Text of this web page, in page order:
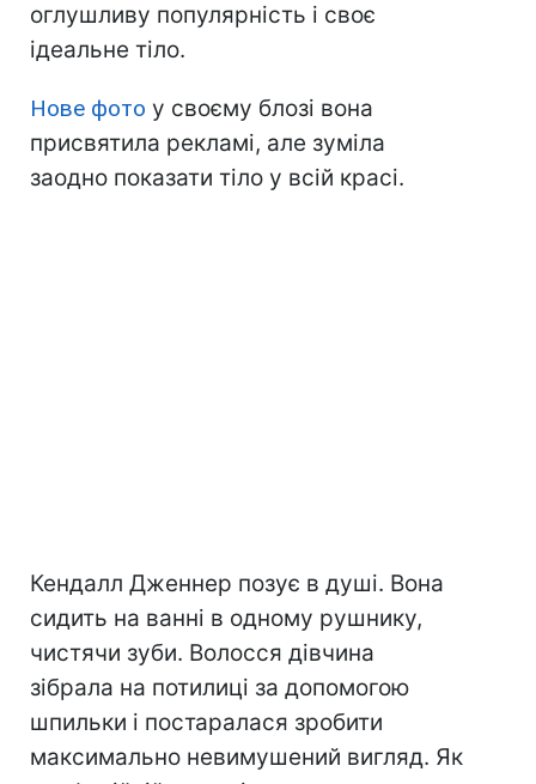
оглушливу популярність і своє
ідеальне тіло.
Нове фото у своєму блозі вона
присвятила рекламі, але зуміла
заодно показати тіло у всій красі.
Кендалл Дженнер позує в душі. Вона
сидить на ванні в одному рушнику,
чистячи зуби. Волосся дівчина
зібрала на потилиці за допомогою
шпильки і постаралася зробити
максимально невимушений вигляд. Як